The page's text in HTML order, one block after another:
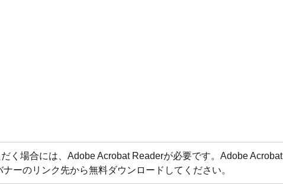
く場合には、Adobe Acrobat Readerが必要です。Adobe Acrobat
ーのリンク先から無料ダウンロードしてください。